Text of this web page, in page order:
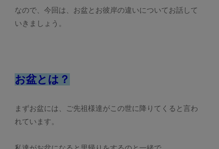
なので、今回は、お盆とお彼岸の違いについてお話して
いきましょう。
お盆とは？
まずお盆には、ご先祖様達がこの世に降りてくると言わ
れています。